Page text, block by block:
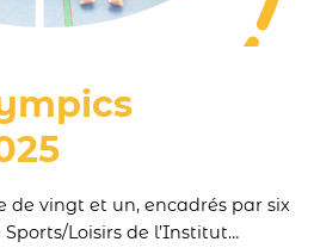
de vingt et un, encadrés par six
Loisirs de l’Institut